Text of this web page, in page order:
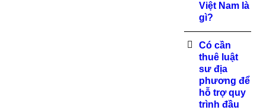
Việt Nam là
gì?
Có cần
thuê luật
sư địa
phương để
hỗ trợ quy
trình đầu